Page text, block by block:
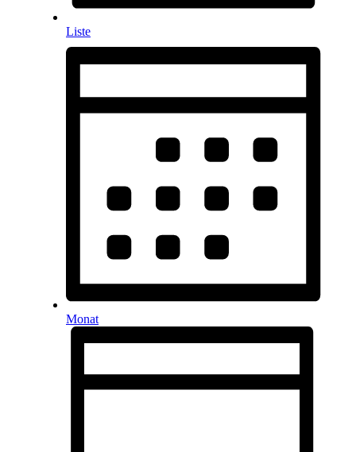
Liste
Monat